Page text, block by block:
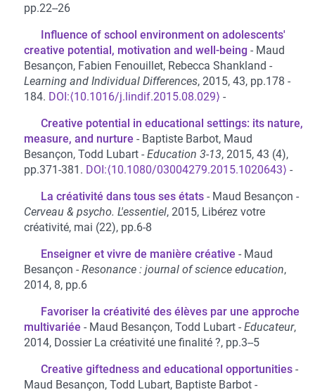
pp.22--26
Influence of school environment on adolescents'
creative potential, motivation and well-being
Maud
Besançon, Fabien Fenouillet, Rebecca Shankland
Learning and Individual Differences, 2015, 43, pp.178 -
184.
⟨10.1016/j.lindif.2015.08.029⟩
Creative potential in educational settings: its nature,
measure, and nurture
Baptiste Barbot, Maud
Besançon, Todd Lubart
Education 3-13, 2015, 43 (4),
pp.371-381.
⟨10.1080/03004279.2015.1020643⟩
La créativité dans tous ses états
Maud Besançon
Cerveau & psycho. L'essentiel, 2015, Libérez votre
créativité, mai (22), pp.6-8
Enseigner et vivre de manière créative
Maud
Besançon
Resonance : journal of science education,
2014, 8, pp.6
Favoriser la créativité des élèves par une approche
multivariée
Maud Besançon, Todd Lubart Educateur,
2014, Dossier La créativité une finalité ?, pp.3--5
Creative giftedness and educational opportunities
Maud Besançon, Todd Lubart, Baptiste Barbot